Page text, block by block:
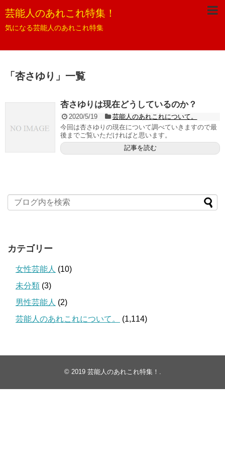
芸能人のあれこれ特集！
気になる芸能人のあれこれ特集
「 杏さゆり 」 一覧
杏さゆりは現在どうしているのか？
2020/5/19
芸能人のあれこれについて。
今回は杏さゆりの現在について調べていきますので最
後までご覧いただければと思います。
記事を読む
カテゴリー
女性芸能人 (10)
未分類 (3)
男性芸能人 (2)
芸能人のあれこれについて。
(1,114)
© 2019 芸能人のあれこれ特集！